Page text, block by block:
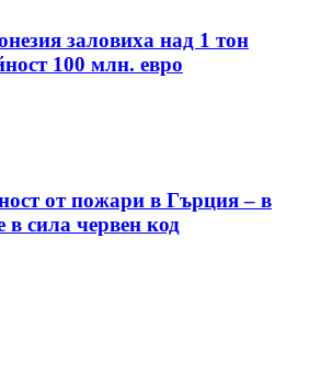
заловиха над 1 тон
100 млн. евро
от пожари в Гърция – в
в сила червен код